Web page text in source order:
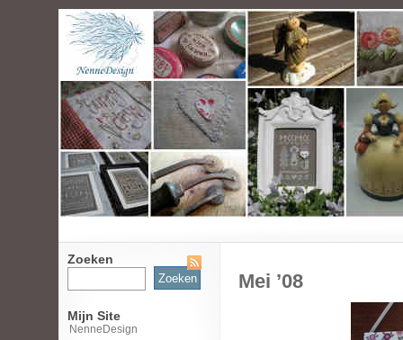
Zoeken
Zoeken
naar:
Mijn Site
NenneDesign
Mei ’08